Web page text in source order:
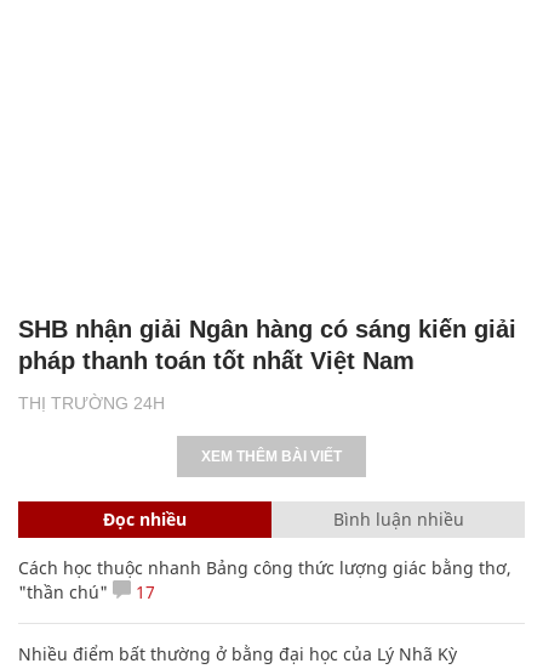
THỊ TRƯỜNG 24H
SHB nhận giải Ngân hàng có sáng kiến giải
pháp thanh toán tốt nhất Việt Nam
XEM THÊM BÀI VIẾT
Đọc nhiều Bình luận nhiều
Cách học thuộc nhanh Bảng công thức lượng giác bằng thơ,
"thần chú"
17
Nhiều điểm bất thường ở bằng đại học của Lý Nhã Kỳ